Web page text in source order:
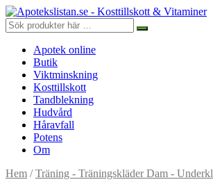
Apotek online
Butik
Viktminskning
Kosttillskott
Tandblekning
Hudvård
Håravfall
Potens
Om
Hem /Träning - Träningskläder Dam -